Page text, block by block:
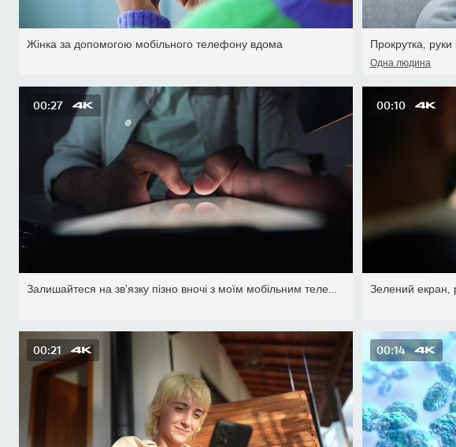
Жінка за допомогою мобільного телефону вдома
Одна людина
00:27 00:10
00:21 00:14